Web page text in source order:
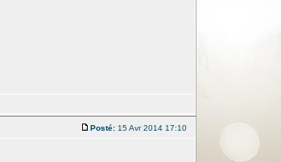
Posté: 15 Avr 2014 17:10